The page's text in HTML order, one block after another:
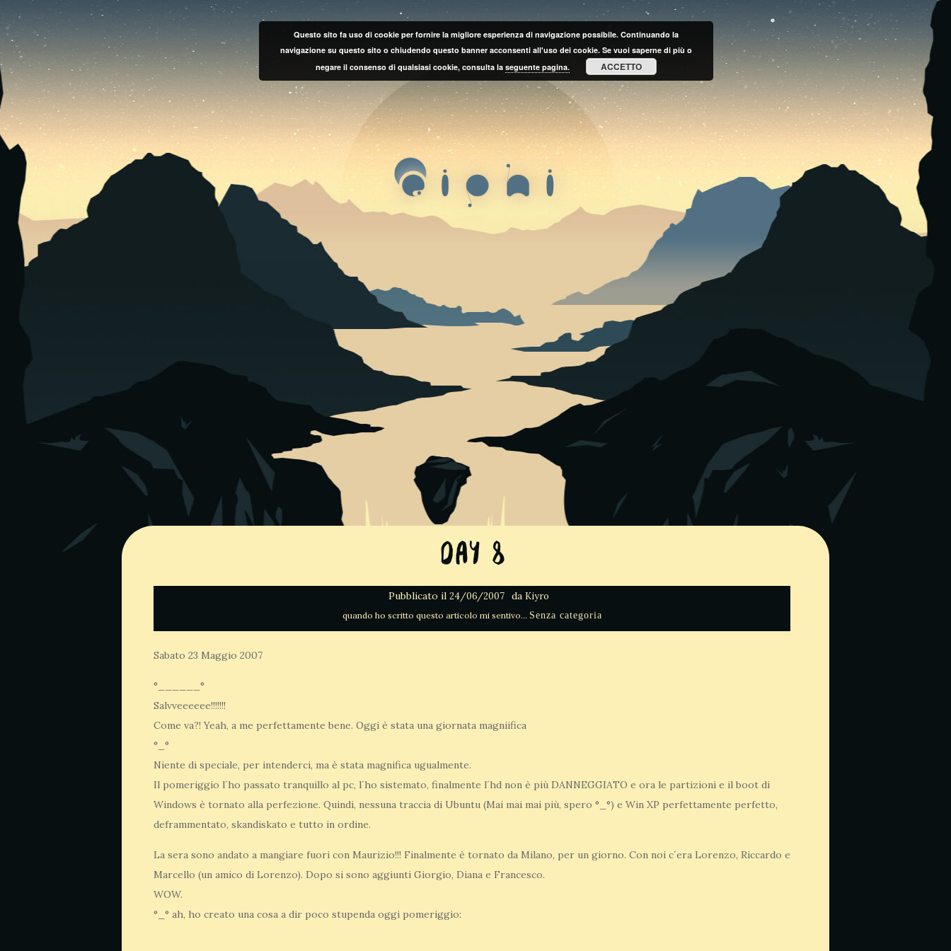
Day 8
Pubblicato il 24/06/2007 da Kiyro
Senza categoria
Sabato 23 Maggio 2007
°______°
Salvveeeeee!!!!!!!
Come va?! Yeah, a me perfettamente bene. Oggi è stata una giornata magniifica
°_°
Niente di speciale, per intenderci, ma è stata magnifica ugualmente.
Il pomeriggio l´ho passato tranquillo al pc, l´ho sistemato, finalmente l´hd non è più DANNEGGIATO e ora le partizioni e il boot di
Windows è tornato alla perfezione. Quindi, nessuna traccia di Ubuntu (Mai mai mai più, spero °_°) e Win XP perfettamente perfetto,
deframmentato, skandiskato e tutto in ordine.
La sera sono andato a mangiare fuori con Maurizio!!! Finalmente è tornato da Milano, per un giorno. Con noi c´era Lorenzo, Riccardo e
Marcello (un amico di Lorenzo). Dopo si sono aggiunti Giorgio, Diana e Francesco.
WOW.
°_° ah, ho creato una cosa a dir poco stupenda oggi pomeriggio:
Questo sito fa uso di cookie per fornire la migliore esperienza di navigazione possibile. Continuando la
navigazione su questo sito o chiudendo questo banner acconsenti all'uso dei cookie. Se vuoi saperne di più o
negare il consenso di qualsiasi cookie, consulta la seguente pagina. ACCETTO